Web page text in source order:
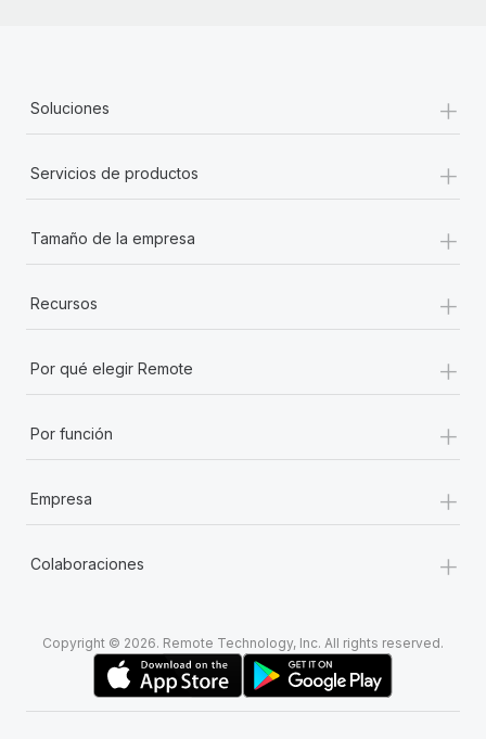
Soluciones +
Servicios de productos +
Tamaño de la empresa +
Recursos +
Por qué elegir Remote +
Por función +
Empresa +
Colaboraciones +
Copyright © 2026. Remote Technology, Inc. All rights reserved.